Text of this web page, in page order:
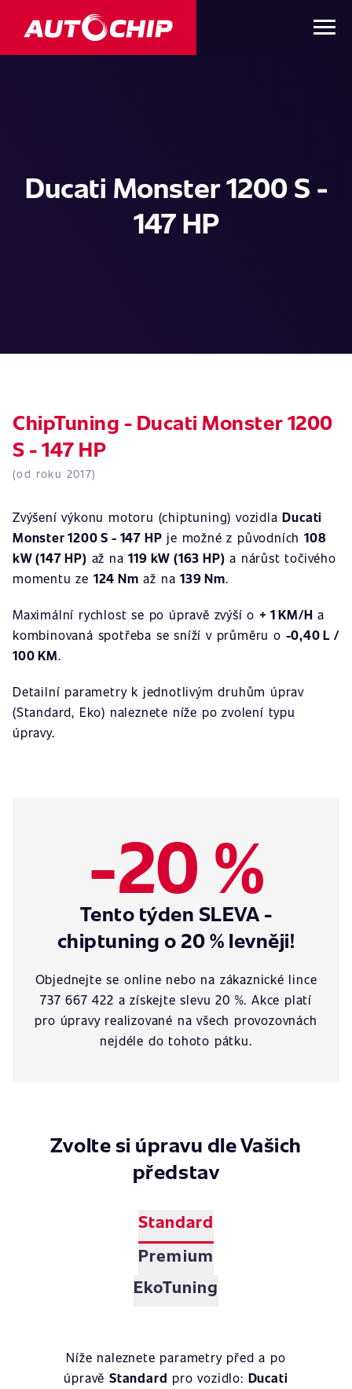
Ducati Monster 1200 S -
147 HP
ChipTuning - Ducati Monster 1200
S - 147 HP
(od roku 2017)
Zvýšení výkonu motoru (chiptuning) vozidlaDucati
Monster 1200 S - 147 HP je možné z původních108
kW (147 HP) až na119 kW (163 HP) a nárůst točivého
momentu ze 124 Nm až na139 Nm.
Maximální rychlost se po úpravě zvýší o + 1 KM/H a
kombinovaná spotřeba se sníží v průměru o -0,40 L /
100 KM.
Detailní parametry k jednotlivým druhům úprav
(Standard, Eko) naleznete níže po zvolení typu
úpravy.
-20 %
Tento týden SLEVA -
chiptuning o 20 % levněji!
Objednejte se online nebo na zákaznické lince
737 667 422 a získejte slevu 20 %. Akce platí
pro úpravy realizované na všech provozovnách
nejdéle do tohoto pátku.
Zvolte si úpravu dle Vašich
představ
Standard
Premium
EkoTuning
Níže naleznete parametry před a po
úpravěStandard pro vozidlo: Ducati